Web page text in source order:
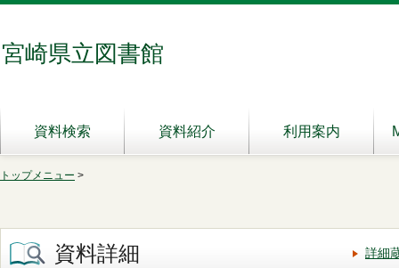
宮崎県立図書館
資料検索 資料紹介 利用案内
トップメニュー >
資料詳細 詳細